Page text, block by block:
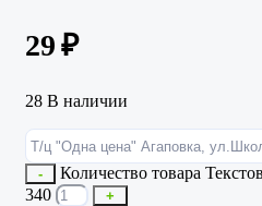
29₽
28 В наличии
-
Количество товара
340
+